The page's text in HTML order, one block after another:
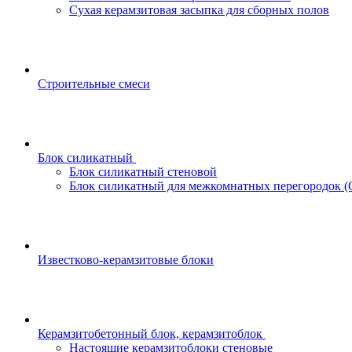
Сухая керамзитовая засыпка для сборных полов
Строительные смеси
Блок силикатный
Блок силикатный стеновой
Блок силикатный для межкомнатных перегородок
Известково-керамзитовые блоки
Керамзитобетонный блок, керамзитоблок
Настоящие керамзитоблоки стеновые